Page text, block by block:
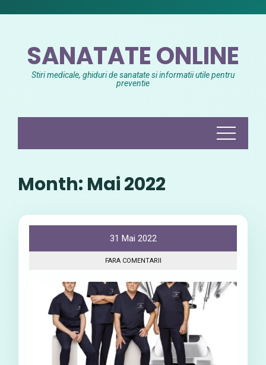
SANATATE ONLINE
Stiri medicale, ghiduri de sanatate si informatii utile pentru
preventie
Month: Mai 2022
31 Mai 2022
FARA COMENTARII